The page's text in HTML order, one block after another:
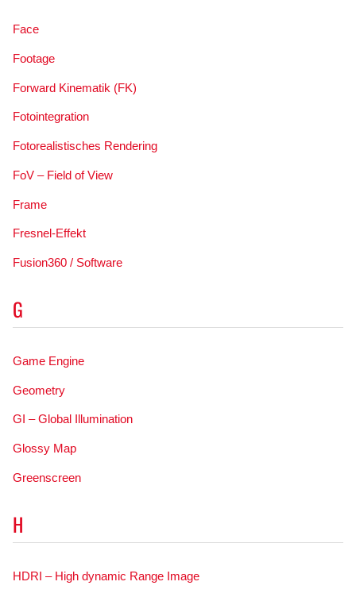
Face
Footage
Forward Kinematik (FK)
Fotointegration
Fotorealistisches Rendering
FoV – Field of View
Frame
Fresnel-Effekt
Fusion360 / Software
G
Game Engine
Geometry
GI – Global Illumination
Glossy Map
Greenscreen
H
HDRI – High dynamic Range Image